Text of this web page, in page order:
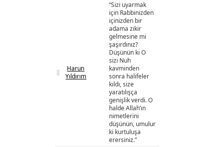
Harun
Yıldırım
“Sizi uyarmak
için Rabbinizden
içinizden bir
adama zikir
gelmesine mi
şaşırdınız?
Düşünün ki O
sizi Nuh
kavminden
sonra halifeler
kıldı, size
yaratılışça
genişlik verdi. O
halde Allah’ın
nimetlerini
düşünün, umulur
ki kurtuluşa
erersiniz.”